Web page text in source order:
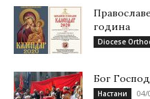
година
Diocese
Бог
Настани 04/